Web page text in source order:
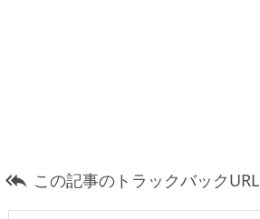
 この記事のトラックバックURL